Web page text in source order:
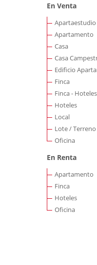
En Venta
Apartaestudio
Apartamento
Casa
Casa
Edificio
Finca
Finca - Hoteles
Hoteles
Local
Lote / Terreno
Oficina
En Renta
Apartamento
Finca
Hoteles
Oficina